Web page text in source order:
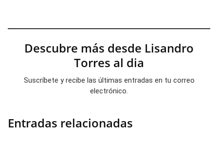
Descubre más desde Lisandro
Torres al dia
Suscríbete y recibe las últimas entradas en tu correo
electrónico.
Entradas relacionadas